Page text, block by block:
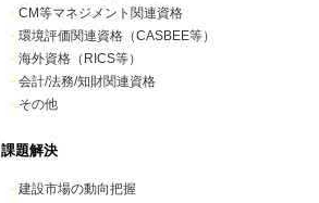
・ CM等マネジメント関連資格
・ 環境評価関連資格（CASBEE等）
・ 海外資格（RICS等）
・ 会計/法務/知財関連資格
・ その他
課題解決
・ 建設市場の動向把握